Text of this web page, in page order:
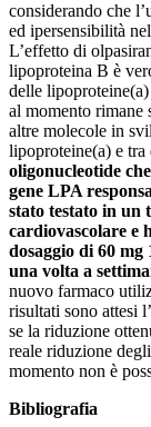
considerando che
ed ipersensibilità
L’effetto di
lipoproteina B è
delle
al momento rimane
altre molecole in
lipoproteine(a) e tra
oligonucleotide
gene LPA
stato testato in un
cardiovascolare e
dosaggio di 60 mg
una volta a
nuovo farmaco
risultati sono attesi
se la riduzione
reale riduzione
momento non è
Bibliografia